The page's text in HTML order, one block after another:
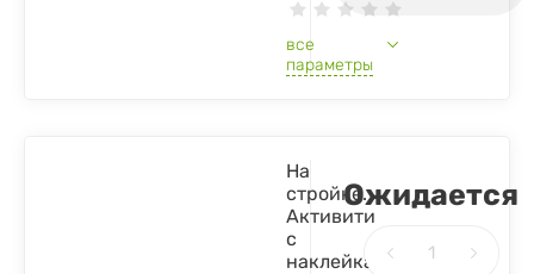
все
параметры
На
стройке.
Активити
с
наклейками
Ожидается